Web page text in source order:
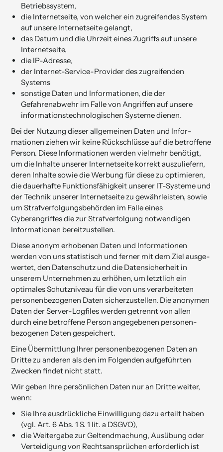
Betriebssystem,
die Internetseite, von welcher ein zugreifendes System
auf unsere Internetseite gelangt,
das Datum und die Uhrzeit eines Zugriffs auf unsere
Internetseite,
die IP-Adresse,
der Internet-Service-Provider des zugreifenden
Systems
sonstige Daten und Informationen, die der
Gefahrenabwehr im Falle von Angriffen auf unsere
informationstechnologi­schen Systeme dienen.
Bei der Nutzung dieser allgemeinen Daten und Infor­
mationen ziehen wir keine Rückschlüsse auf die betrof­fene
Person. Diese Informationen werden vielmehr benötigt,
um die Inhalte unserer Internetseite korrekt auszuliefern,
deren Inhalte sowie die Werbung für diese zu optimieren,
die dauerhafte Funktionsfähigkeit unserer IT-Systeme und
der Technik unserer Internetseite zu gewährleisten, sowie
um Strafverfolgungsbehörden im Falle eines
Cyberangriffes die zur Strafverfolgung notwendigen
Informationen bereitzustellen.
Diese anonym erhobenen Daten und Informationen
werden von uns statistisch und ferner mit dem Ziel ausge­
wertet, den Datenschutz und die Datensicherheit in
unserem Unternehmen zu erhöhen, um letztlich ein
optimales Schutz­niveau für die von uns verarbeiteten
personen­bezogenen Daten sicherzu­stel­len. Die anonymen
Daten der Server-Logfiles werden getrennt von allen
durch eine betroffene Person angege­benen personen­
bezogenen Daten gespeichert.
Eine Übermittlung Ihrer personenbezogenen Daten an
Dritte zu anderen als den im Folgenden aufgeführten
Zwecken findet nicht statt.
Wir geben Ihre persönlichen Daten nur an Dritte weiter,
wenn:
Sie Ihre ausdrückliche Einwilligung dazu erteilt haben
(vgl. Art. 6 Abs. 1 S. 1 lit. a DSGVO),
die Weitergabe zur Geltendmachung, Aus­übung oder
Verteidigung von Rechtsansprüchen erforderlich ist